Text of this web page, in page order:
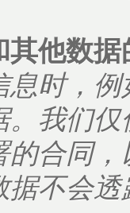
其他数
息时，
。我们
的合同
据不会